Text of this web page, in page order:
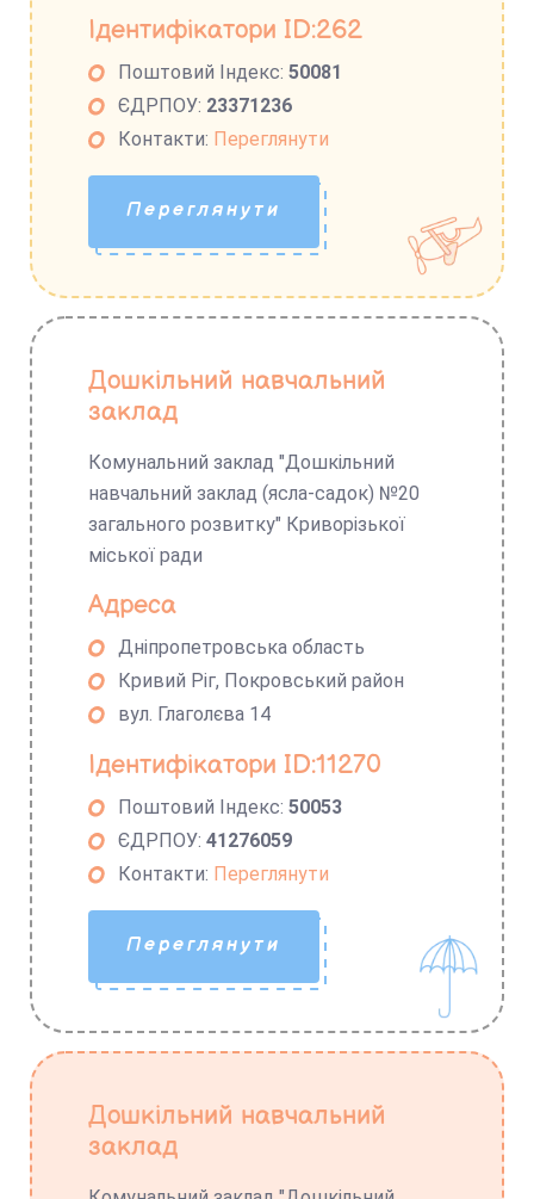
Ідентифікатори ID:262
Поштовий Індекс:50081
ЄДРПОУ: 23371236
Контакти: Переглянути
Переглянути
Дошкільний навчальний
заклад
Комунальний заклад "Дошкільний
навчальний заклад (ясла-садок) №20
загального розвитку" Криворізької
міської ради
Адреса
Дніпропетровська область
Кривий Ріг, Покровський район
вул. Глаголєва 14
Ідентифікатори ID:11270
Поштовий Індекс:50053
ЄДРПОУ:41276059
Контакти: Переглянути
Переглянути
Дошкільний навчальний
заклад